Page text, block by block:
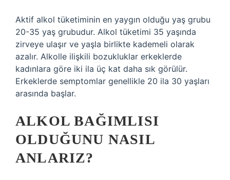
Aktif alkol tüketiminin en yaygın olduğu yaş grubu
20-35 yaş grubudur. Alkol tüketimi 35 yaşında
zirveye ulaşır ve yaşla birlikte kademeli olarak
azalır. Alkolle ilişkili bozukluklar erkeklerde
kadınlara göre iki ila üç kat daha sık görülür.
Erkeklerde semptomlar genellikle 20 ila 30 yaşları
arasında başlar.
ALKOL BAĞIMLISI
OLDUĞUNU NASIL
ANLARIZ?